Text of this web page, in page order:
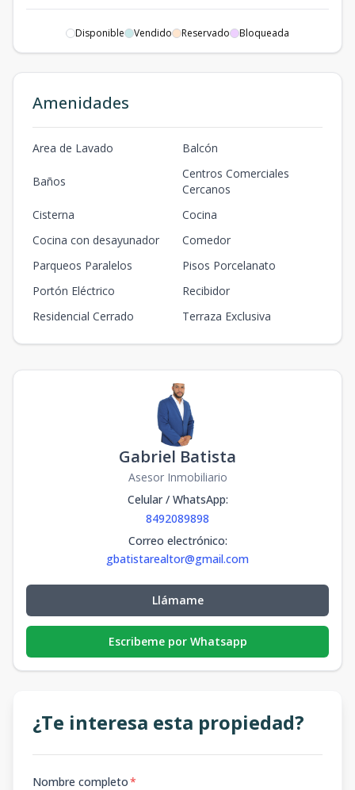
321
Disponible Vendido Reservado Bloqueada
Amenidades
Area de Lavado Balcón
Baños
Centros Comerciales
Cercanos
Cisterna
Cocina
Cocina con desayunador
Comedor
Parqueos Paralelos
Pisos Porcelanato
Portón Eléctrico
Recibidor
Residencial Cerrado
Terraza Exclusiva
Gabriel Batista
Asesor Inmobiliario
Celular / WhatsApp:
8492089898
Correo electrónico:
gbatistarealtor@gmail.com
Llámame
Escribeme por Whatsapp
¿Te interesa esta propiedad?
Nombre completo*